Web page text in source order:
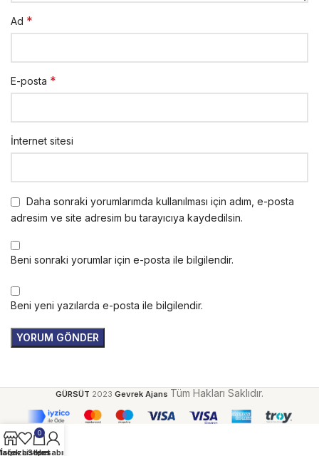
Ad *
E-posta *
İnternet sitesi
Daha sonraki yorumlarımda kullanılması için adım, e-posta
adresim ve site adresim bu tarayıcıya kaydedilsin.
Beni sonraki yorumlar için e-posta ile bilgilendir.
Beni yeni yazılarda e-posta ile bilgilendir.
GÜRSÜT 2023 Gevrek Ajans Tüm Hakları Saklıdır.
İstek Listem
0
Sepet
Hesabım